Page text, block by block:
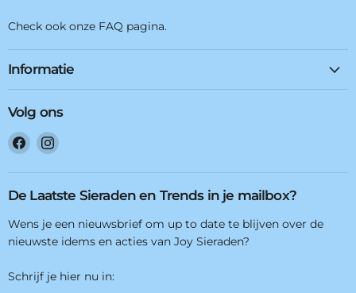
Check ook onze FAQ pagina.
Informatie
Volg ons
Vind
ons
op
Facebook
Vind
op
Instagram
De Laatste Sieraden en Trends in je mailbox?
Wens je een nieuwsbrief om up to date te blijven over de
nieuwste idems en acties van Joy Sieraden?
Schrijf je hier nu in: